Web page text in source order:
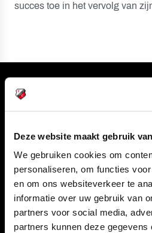
Deze website maakt gebruik
We gebruiken cookies om
personaliseren, om functies
en om ons websiteverkeer te
informatie over uw gebruik van
partners voor social media,
partners kunnen deze
succes toe in het vervolg van
Volg ons ook via
Navigeer naar
CLUB
TEAMS
STADION